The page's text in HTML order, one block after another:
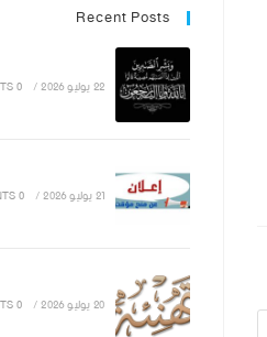
Recent Posts
22 يوليو 2026 /
0 COMMENTS
21 يوليو 2026 /
0 COMMENTS
20 يوليو 2026 /
0 COMMENTS